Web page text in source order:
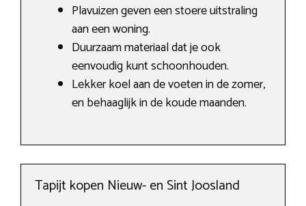
Plavuizen geven een stoere uitstraling
aan een woning.
Duurzaam materiaal dat je ook
eenvoudig kunt schoonhouden.
Lekker koel aan de voeten in de zomer,
en behaaglijk in de koude maanden.
Tapijt kopen Nieuw- en Sint Joosland